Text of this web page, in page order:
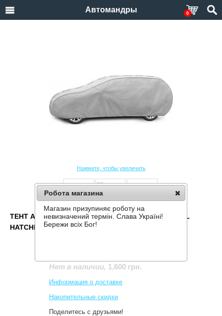
Автомандры 0
Нажмите, чтобы увеличить
ТЕНТ АВТОМОБИЛЬНЫЙ KEGEL BASIC GARAGE XL
HATCHBACK/KOMBI
Нет в наличии, 1,600 грн.
Информация о доставке
Накопительные скидки
Поделитесь с друзьями!
Робота магазина
Магазин призупиняє роботу на
невизначений термін. Слава Україні!
Бережи всіх Бог!